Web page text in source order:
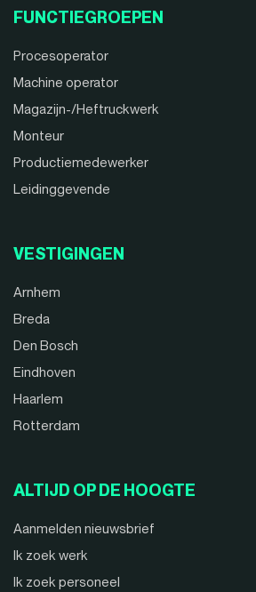
FUNCTIEGROEPEN
Procesoperator
Machine operator
Magazijn-/Heftruckwerk
Monteur
Productiemedewerker
Leidinggevende
VESTIGINGEN
Arnhem
Breda
Den Bosch
Eindhoven
Haarlem
Rotterdam
ALTIJD OP DE HOOGTE
Aanmelden nieuwsbrief
Ik zoek werk
Ik zoek personeel